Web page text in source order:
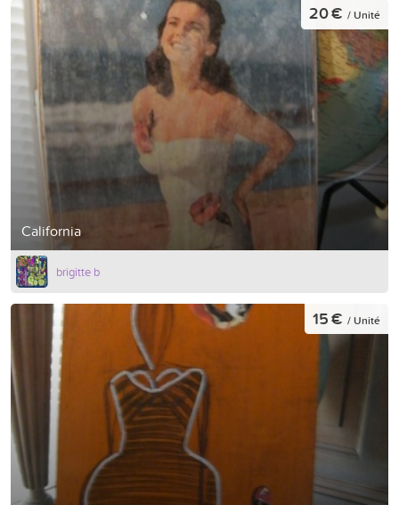
California
20 € / Unité
brigitte b
15 € / Unité